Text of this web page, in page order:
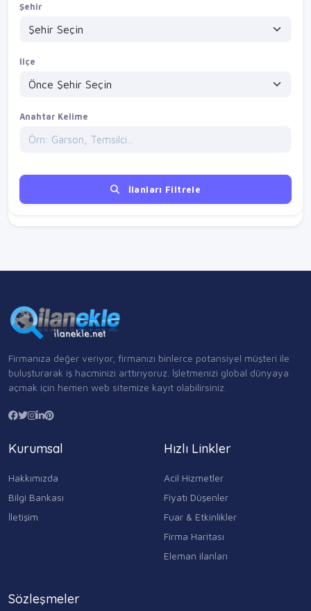
Şehir
İlçe
Anahtar Kelime
İlanları Filtrele
Firmanıza değer veriyor, firmanızı binlerce potansiyel müşteri ile
buluşturarak iş hacminizi arttırıyoruz. İşletmenizi global dünyaya
açmak için hemen web sitemize kayıt olabilirsiniz.
Kurumsal
Hakkımızda
Bilgi Bankası
İletişim
Hızlı Linkler
Acil Hizmetler
Fiyatı Düşenler
Fuar & Etkinlikler
Firma Haritası
Eleman ilanları
Sözleşmeler